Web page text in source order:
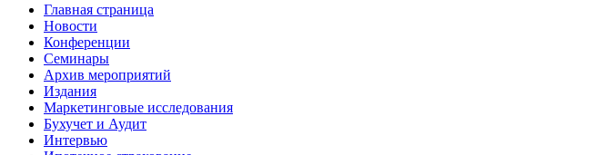
Главная страница
Новости
Конференции
Семинары
Архив мероприятий
Издания
Маркетинговые исследования
Бухучет и Аудит
Интервью